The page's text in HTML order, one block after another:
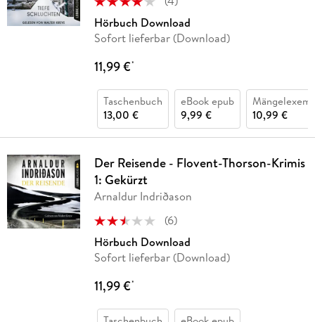
Hörbuch Download
Sofort lieferbar (Download)
11,99 €*
Taschenbuch
13,00 €
eBook epub
9,99 €
10,99 €
Der Reisende - Flovent-Thorson-Krimis
1: Gekürzt
Arnaldur Indriðason
(6)
Hörbuch Download
Sofort lieferbar (Download)
11,99 €*